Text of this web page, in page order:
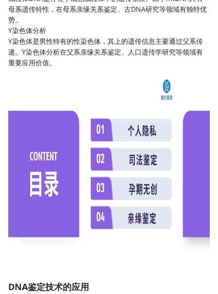
母系遗传特性，在母系亲缘关系鉴定、古DNA研究等领域有独特优
势。
Y染色体分析
Y染色体是男性特有的性染色体，其上的遗传信息主要通过父系传
递。Y染色体分析在父系亲缘关系鉴定、人口遗传学研究等领域有
重要应用价值。
DNA鉴定技术的应用